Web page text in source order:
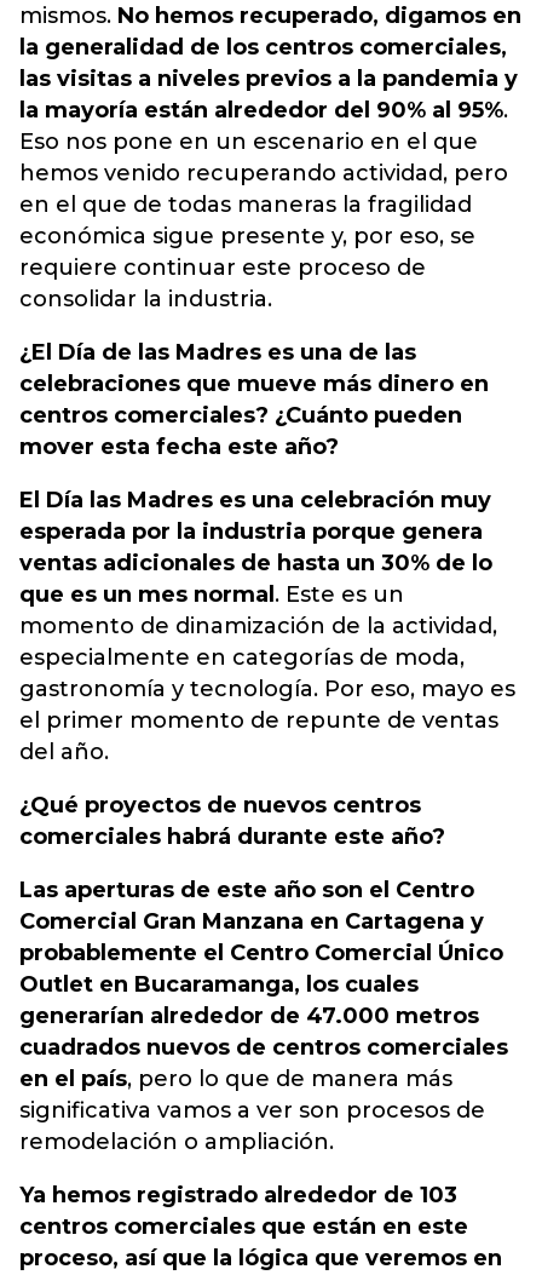
mismos. No hemos recuperado, digamos en
la generalidad de los centros comerciales,
las visitas a niveles previos a la pandemia y
la mayoría están alrededor del 90% al 95%.
Eso nos pone en un escenario en el que
hemos venido recuperando actividad, pero
en el que de todas maneras la fragilidad
económica sigue presente y, por eso, se
requiere continuar este proceso de
consolidar la industria.
¿El Día de las Madres es una de las
celebraciones que mueve más dinero en
centros comerciales? ¿Cuánto pueden
mover esta fecha este año?
El Día las Madres es una celebración muy
esperada por la industria porque genera
ventas adicionales de hasta un 30% de lo
que es un mes normal . Este es un
momento de dinamización de la actividad,
especialmente en categorías de moda,
gastronomía y tecnología. Por eso, mayo es
el primer momento de repunte de ventas
del año.
¿Qué proyectos de nuevos centros
comerciales habrá durante este año?
Las aperturas de este año son el Centro
Comercial Gran Manzana en Cartagena y
probablemente el Centro Comercial Único
Outlet en Bucaramanga, los cuales
generarían alrededor de 47.000 metros
cuadrados nuevos de centros comerciales
en el país, pero lo que de manera más
significativa vamos a ver son procesos de
remodelación o ampliación.
Ya hemos registrado alrededor de 103
centros comerciales que están en este
proceso, así que la lógica que veremos en